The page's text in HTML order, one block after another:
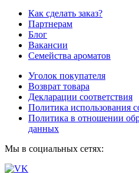
Как сделать заказ?
Партнерам
Блог
Вакансии
Семейства ароматов
Уголок покупателя
Возврат товара
Декларации соответствия
Политика использования
Политика в отношении
данных
Мы в социальных сетях: